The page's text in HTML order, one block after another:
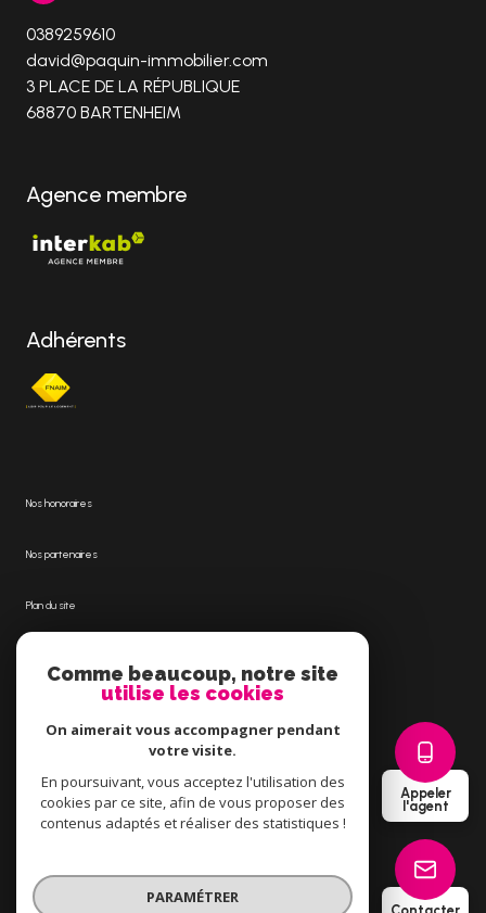
Appeler
l'agent
0389259610
david@paquin-immobilier.com
3 PLACE DE LA RÉPUBLIQUE
68870 BARTENHEIM
Agence membre
Adhérents
Nos honoraires
Nos partenaires
Plan du site
Cookies
© 2026 | Tous droits réservés
Comme beaucoup, notre site
utilise les cookies
On aimerait vous accompagner pendant
votre visite.
En poursuivant, vous acceptez l'utilisation des
cookies par ce site, afin de vous proposer des
contenus adaptés et réaliser des statistiques !
PARAMÉTRER